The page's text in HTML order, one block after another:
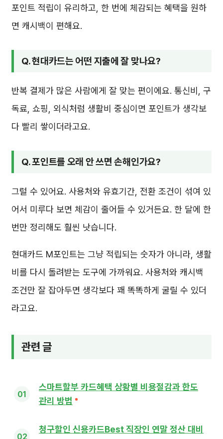
포인트 적립이 유리하고, 한 번에 체감되는 혜택을 원하
면 캐시백이 편해요.
Q. 현대카드는 어떤 지출에 잘 맞나요?
반복 결제가 많은 사람에게 잘 맞는 편이에요. 통신비, 구
독료, 쇼핑, 외식처럼 생활비 중심이면 포인트가 생각보
다 빨리 쌓이더라고요.
Q. 포인트를 오래 안 쓰면 손해인가요?
그럴 수 있어요. 사용처와 유효기간, 전환 조건이 섞여 있
어서 미루다 보면 체감이 줄어들 수 있거든요. 한 달에 한
번만 정리해도 훨씬 낫습니다.
현대카드 M포인트는 그냥 적립되는 숫자가 아니라, 생활
비를 다시 돌려받는 도구에 가까워요. 사용처와 캐시백
조건만 잘 잡아두면 생각보다 꽤 똑똑하게 굴릴 수 있더
라고요.
관련 글
스마트할부 카드혜택 상황별 비용절감과 한도
관리 방법
청구할인 신용카드Best 직장인 연말 정산 대비